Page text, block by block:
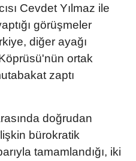
Cevdet Yılmaz ile
görüşmeler
diğer ayağı
ortak
zaptı
doğrudan
bürokratik
tamamlandığı, iki